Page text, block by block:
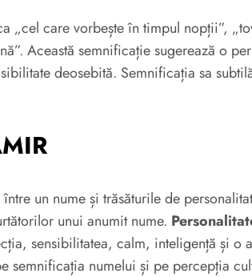
„cel care vorbește în timpul nopții”,
Această semnificație sugerează o
deosebită. Semnificația sa
un nume și trăsăturile de
unui anumit nume.
sensibilitatea, calm, inteligență și o
semnificația numelui și pe percepția